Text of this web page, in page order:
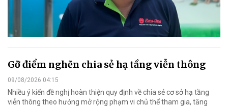
Gỡ điểm nghẽn chia sẻ hạ tầng viễn thông
09/08/2026 04:15
Nhiều ý kiến đề nghị hoàn thiện quy định về chia sẻ cơ sở hạ tầng
viễn thông theo hướng mở rộng phạm vi chủ thể tham gia, tăng